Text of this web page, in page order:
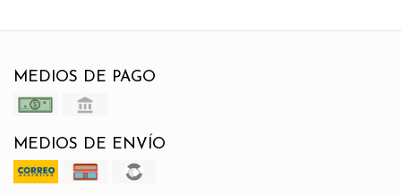
MEDIOS DE PAGO
MEDIOS DE ENVÍO